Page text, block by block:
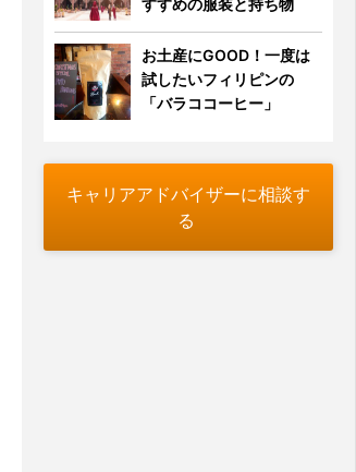
すすめの服装と持ち物
お土産にGOOD！一度は
試したいフィリピンの
「バラココーヒー」
キャリアアドバイザーに相談す
る